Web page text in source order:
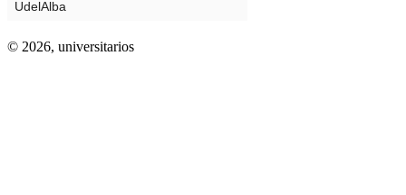
© 2026, universitarios